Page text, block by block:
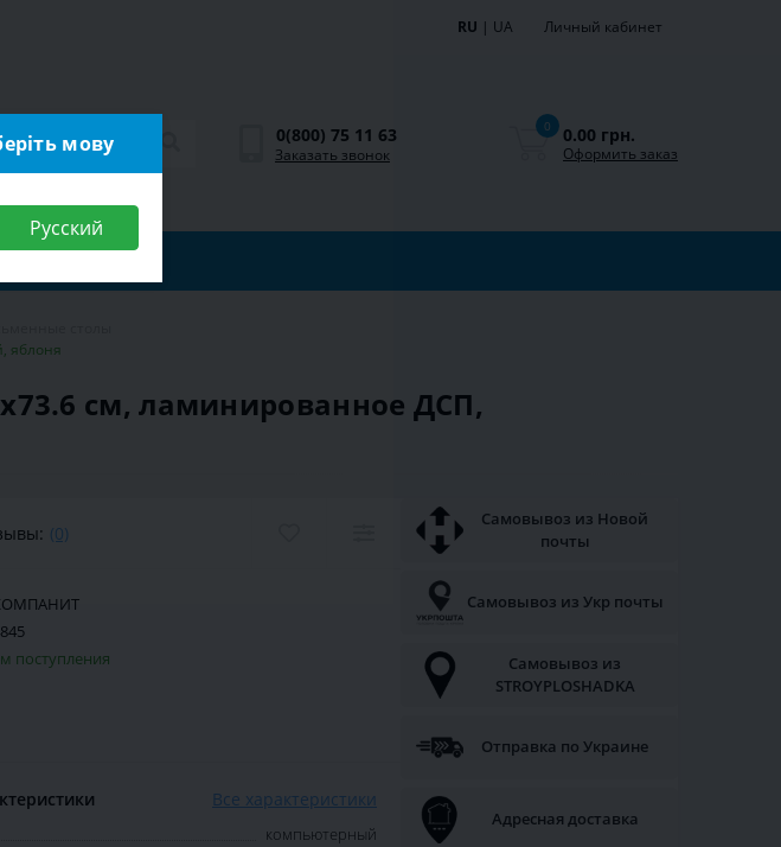
RU | UA Личный кабинет
0(800) 75 11 63
Заказать звонок
0 0.00 грн.
Оформить заказ
яблоня
см, ламинированное ДСП,
(0)
поступления
Все характеристики
компьютерный
Самовывоз из Новой
почты
Самовывоз из Укр почты
Самовывоз из
STROYPLOSHADKA
Отправка по Украине
Адресная доставка
мову
Русский